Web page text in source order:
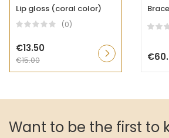
Lip gloss (coral color)
(0)
€13.50
€15.00
Want to be the first to